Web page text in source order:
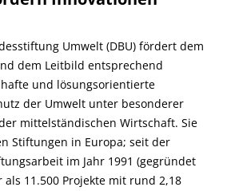
Umwelt (DBU) fördert dem
dem Leitbild entsprechend
und lösungsorientierte
der Umwelt unter besonderer
mittelständischen Wirtschaft. Sie
Stiftungen in Europa; seit der
im Jahr 1991 (gegründet
als 11.500 Projekte mit rund 2,18